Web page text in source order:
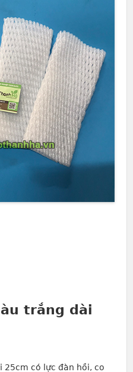
trắng dài
25cm có lực đàn hồi, co